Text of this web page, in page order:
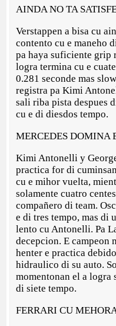
AINDA NO TA
Verstappen a bisa cu
contento cu e maneho
pa haya suficiente grip
logra termina cu e
0.281 seconde mas
registra pa Kimi
sali riba pista despues
cu e di diesdos tempo.
MERCEDES DOMINA
Kimi Antonelli y
practica for di
cu e mihor vuelta,
solamente cuatro
compañero di team.
e di tres tempo, mas di
lento cu Antonelli. Pa
decepcion. E campeon
henter e practica
hidraulico di su auto.
momentonan el a logra
di siete tempo.
FERRARI CU